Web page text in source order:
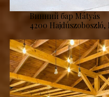
Винний бар Mátyás
4200 Hajdúszoboszló,